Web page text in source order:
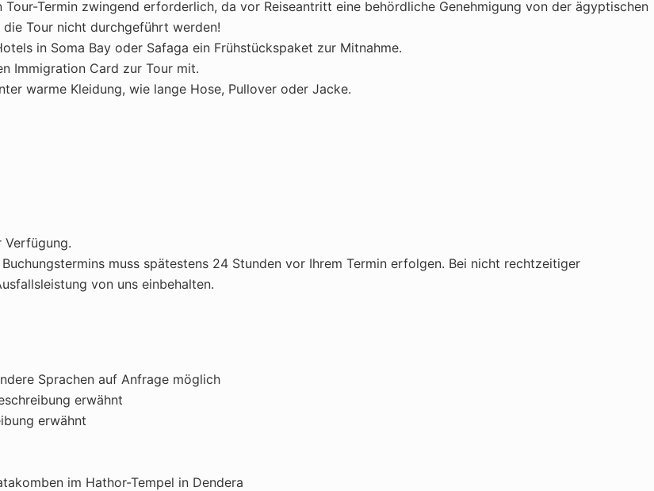
Termin zwingend erforderlich, da vor Reiseantritt eine behördliche Genehmigung von der ägyptischen
die Tour nicht durchgeführt werden!
in Soma Bay oder Safaga ein Frühstückspaket zur Mitnahme.
Immigration Card zur Tour mit.
warme Kleidung, wie lange Hose, Pullover oder Jacke.
Verfügung.
muss spätestens 24 Stunden vor Ihrem Termin erfolgen. Bei nicht rechtzeitiger
von uns einbehalten.
Sprachen auf Anfrage möglich
erwähnt
erwähnt
im Hathor-Tempel in Dendera